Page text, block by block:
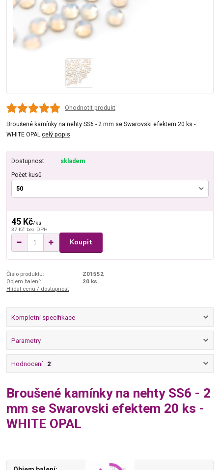
Ohodnotit produkt
Broušené kamínky na nehty SS6 - 2 mm se Swarovski efektem 20 ks -
WHITE OPALcelý popis
Dostupnost skladem
Počet kusů
45 Kč/ks
37 Kč bez DPH
Koupit
Číslo produktu:
Z01552
Objem balení:
20 ks
Hlídat cenu / dostupnost
Kompletní specifikace
Parametry
Hodnocení 2
Broušené kamínky na nehty SS6 - 2
mm se Swarovski efektem 20 ks -
WHITE OPAL